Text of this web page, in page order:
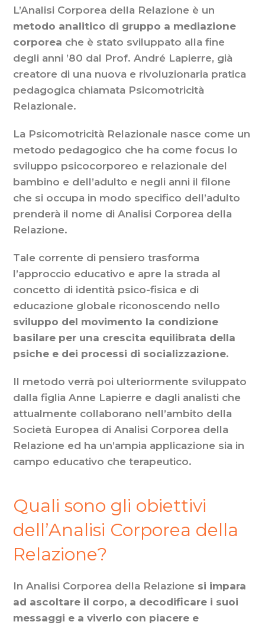
L’Analisi Corporea della Relazione è un
metodo analitico di gruppo a mediazione
corporea che è stato sviluppato alla fine
degli anni ’80 dal Prof. André Lapierre, già
creatore di una nuova e rivoluzionaria pratica
pedagogica chiamata Psicomotricità
Relazionale.
La Psicomotricità Relazionale nasce come un
metodo pedagogico che ha come focus lo
sviluppo psicocorporeo e relazionale del
bambino e dell’adulto e negli anni il filone
che si occupa in modo specifico dell’adulto
prenderà il nome di Analisi Corporea della
Relazione.
Tale corrente di pensiero trasforma
l’approccio educativo e apre la strada al
concetto di identità psico-fisica e di
educazione globale riconoscendo nello
sviluppo del movimento la condizione
basilare per una crescita equilibrata della
psiche e dei processi di socializzazione.
Il metodo verrà poi ulteriormente sviluppato
dalla figlia Anne Lapierre e dagli analisti che
attualmente collaborano nell’ambito della
Società Europea di Analisi Corporea della
Relazione ed ha un’ampia applicazione sia in
campo educativo che terapeutico.
Quali sono gli obiettivi
dell’Analisi Corporea della
Relazione?
In Analisi Corporea della Relazione si impara
ad ascoltare il corpo, a decodificare i suoi
messaggi e a viverlo con piacere e